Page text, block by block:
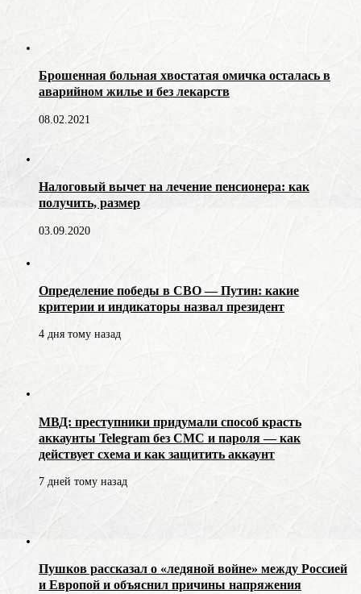
Брошенная больная хвостатая омичка осталась в
аварийном жилье и без лекарств
08.02.2021
Налоговый вычет на лечение пенсионера: как
получить, размер
03.09.2020
Определение победы в СВО — Путин: какие
критерии и индикаторы назвал президент
4 дня тому назад
МВД: преступники придумали способ красть
аккаунты Telegram без СМС и пароля — как
действует схема и как защитить аккаунт
7 дней тому назад
Пушков рассказал о «ледяной войне» между Россией
и Европой и объяснил причины напряжения